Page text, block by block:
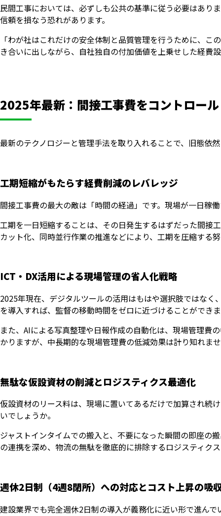
民間工事においては、必ずしも公共の基準に従う必要はあり
信頼を損なう恐れがあります。
「わが社はこれだけの安全体制と品質管理を行うために、
き合いに出しながら、自社独自の付加価値を上乗せした経費
2025年最新：間接工事費をコントロー
最新のテクノロジーと管理手法を取り入れることで、旧態依
工期短縮がもたらす経費削減のレバレッジ
間接工事費の最大の敵は「時間の経過」です。現場が一日稼
工期を一日短縮することは、その日発生するはずだった間接
カット化、同時並行作業の推進などにより、工期を圧縮する
ICT・DX活用による現場管理の省人化戦略
2025年現在、デジタルツールの活用はもはや選択肢ではな
を導入すれば、監督の移動時間をゼロに近づけることができ
また、AIによる写真整理や日報作成の自動化は、現場管理費
かりますが、中長期的な現場管理費の低減効果は計り知れま
無駄な仮設資材の削減とロジスティクス最適化
仮設資材のリース料は、現場に置いてあるだけで加算され続
いでしょうか。
ジャストインタイムでの搬入と、不要になった瞬間の即座の
の連携を深め、物流の無駄を徹底的に排除するロジスティク
週休2日制（4週8閉所）への対応とコスト上昇の吸
建設業界でも完全週休2日制の導入が義務化に近い形で進ん